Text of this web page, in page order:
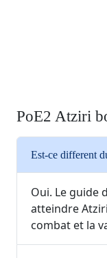
PoE2 Atziri
Est-ce different
Oui. Le guide
atteindre
combat et la